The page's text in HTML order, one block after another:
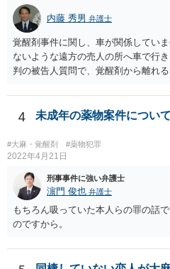
品の定義を定めていますね。
内藤 秀男 弁護士
覚醒剤事件に関し、車が関係してい
ないような遠方の売人の所へ車で行
判の被告人質問で、覚醒剤から離れ
連性があるかどうかです。 もし、ま
うように悪質な道路交通法違反もせ
ただけなら、通常は、異種犯罪の執
ません。もちろん、初犯の人でも一
故（例えば、複数人が亡くなるとか
じた被害者への賠償が全くできない
故についてしっかり反省し、相手方
れば、異種前科で執行猶予中であっ
取り消されない可能性が高いです。
が車の運転なのですね。 一番大事な
4 未成年の薬物案件について
#大麻・覚醒剤 #薬物犯罪
2022年4月21日
刑事事件に強い弁護士
濵門 俊也 弁護士
もちろん吸っていた本人らの罪の話
のですから。